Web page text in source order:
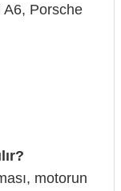
A6, Porsche
motorun